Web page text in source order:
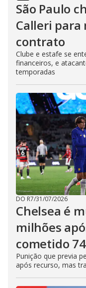
São Paulo
Calleri para
contrato
Clube e estafe se
financeiros, e
temporadas
DO R7/31/07/2026
Chelsea é
milhões
cometido
Punição que previa
após recurso, mas